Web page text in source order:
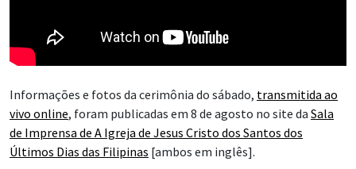
Informações e fotos da cerimônia do sábado, transmitida ao
vivo online, foram publicadas em 8 de agosto no site da Sala
de Imprensa de A Igreja de Jesus Cristo dos Santos dos
Últimos Dias das Filipinas [ambos em inglês].